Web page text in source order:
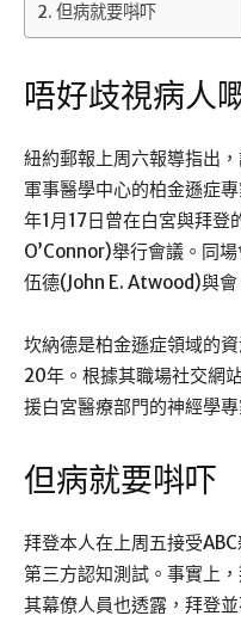
但病就要唞吓
唔好歧視病人
紐約郵報上周六報導指出
軍事醫學中心的柏金遜症
年1月17日曾在白宮與拜
O’Connor)舉行會議。同
伍德(John E. Atwood)與會
坎納德是柏金遜症領域的
20年。根據其職場社交網
援白宮醫療部門的神經學專
但病就要唞吓
拜登本人在上周五接受
第三方認知測試。事實上
其幕僚人員也透露，拜登